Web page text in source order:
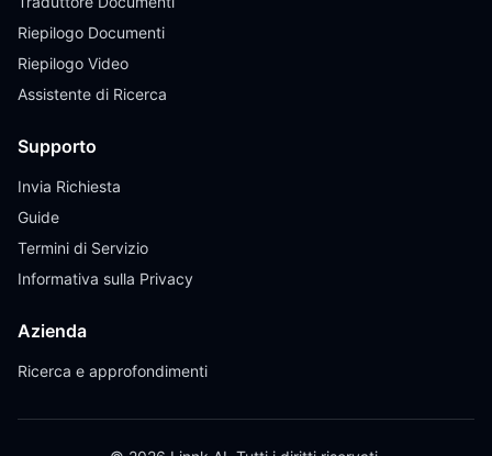
Riepilogo Documenti
Riepilogo Video
Assistente di Ricerca
Supporto
Invia Richiesta
Guide
Termini di Servizio
Informativa sulla Privacy
Azienda
Ricerca e approfondimenti